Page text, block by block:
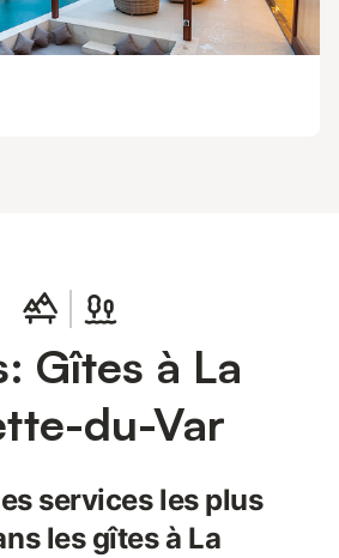
Gîtes à La
du-Var
services les plus
les gîtes à La